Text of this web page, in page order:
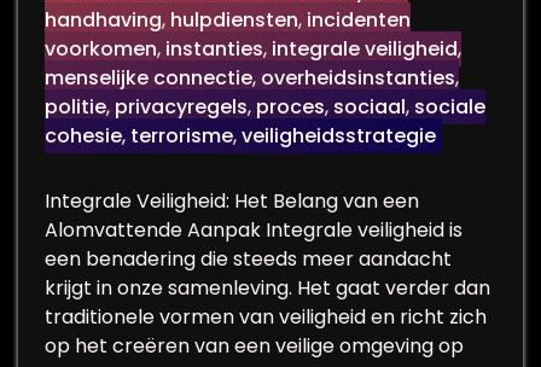
handhaving, hulpdiensten, incidenten
voorkomen, instanties, integrale veiligheid,
menselijke connectie, overheidsinstanties,
politie, privacyregels, proces, sociaal, sociale
cohesie, terrorisme,veiligheidsstrategie
Integrale Veiligheid: Het Belang van een
Alomvattende Aanpak Integrale veiligheid is
een benadering die steeds meer aandacht
krijgt in onze samenleving. Het gaat verder dan
traditionele vormen van veiligheid en richt zich
op het creëren van een veilige omgeving op